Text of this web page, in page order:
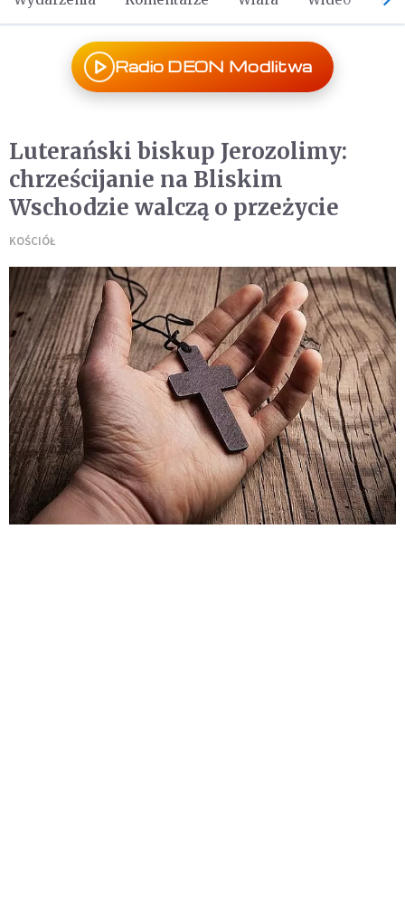
Radio DEON Modlitwa
Luterański biskup Jerozolimy:
chrześcijanie na Bliskim
Wschodzie walczą o przeżycie
KOŚCIÓŁ